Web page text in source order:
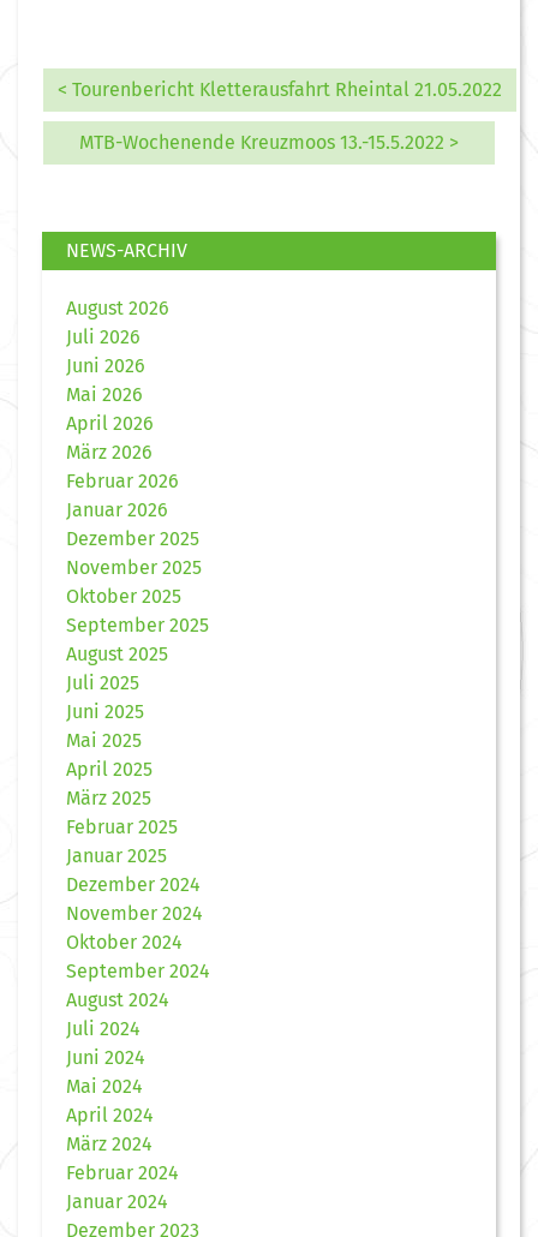
< Tourenbericht Kletterausfahrt Rheintal 21.05.2022
MTB-Wochenende Kreuzmoos 13.-15.5.2022 >
NEWS-ARCHIV
August 2026
Juli 2026
Juni 2026
Mai 2026
April 2026
März 2026
Februar 2026
Januar 2026
Dezember 2025
November 2025
Oktober 2025
September 2025
August 2025
Juli 2025
Juni 2025
Mai 2025
April 2025
März 2025
Februar 2025
Januar 2025
Dezember 2024
November 2024
Oktober 2024
September 2024
August 2024
Juli 2024
Juni 2024
Mai 2024
April 2024
März 2024
Februar 2024
Januar 2024
Dezember 2023